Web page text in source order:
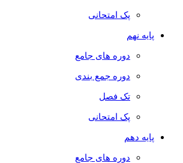
پک امتحانی
پایه نهم
دوره های جامع
دوره جمع بندی
تک فصل
پک امتحانی
پایه دهم
دوره های جامع